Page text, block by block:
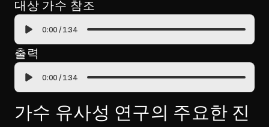
대상 가수 참조
0:00 / 1:34
출력
0:00 / 1:34
가수 유사성 연구의 주요한 진